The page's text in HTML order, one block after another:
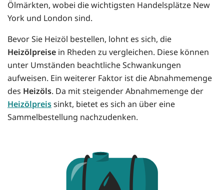
Ölmärkten, wobei die wichtigsten Handelsplätze New
York und London sind.
Bevor Sie Heizöl bestellen, lohnt es sich, die
Heizölpreise in Rheden zu vergleichen. Diese können
unter Umständen beachtliche Schwankungen
aufweisen. Ein weiterer Faktor ist die Abnahmemenge
des Heizöls. Da mit steigender Abnahmemenge der
Heizölpreissinkt, bietet es sich an über eine
Sammelbestellung nachzudenken.